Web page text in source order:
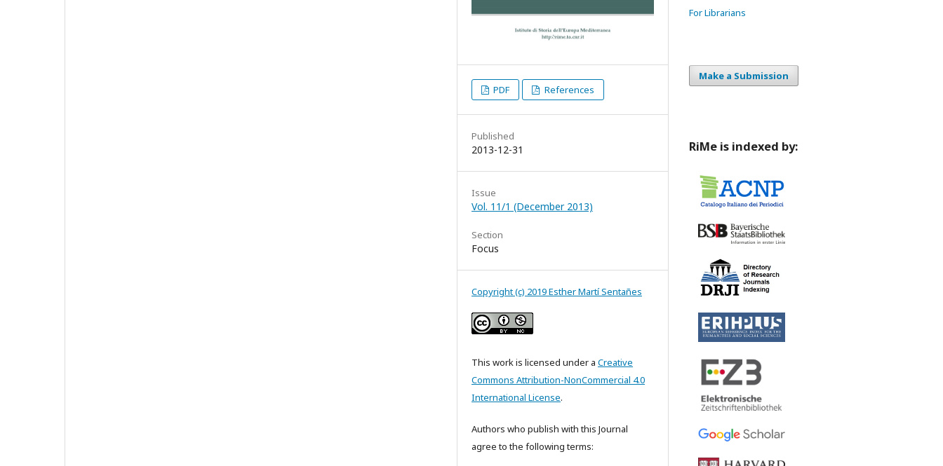
PDF References
Published
2013-12-31
Issue
Vol. 11/1 (December 2013)
Section
Focus
Copyright (c) 2019 Esther Martí Sentañes
This work is licensed under a Creative
Commons Attribution-NonCommercial 4.0
International License.
Authors who publish with this Journal
agree to the following terms:
For Librarians
Make a Submission
RiMe is indexed by: